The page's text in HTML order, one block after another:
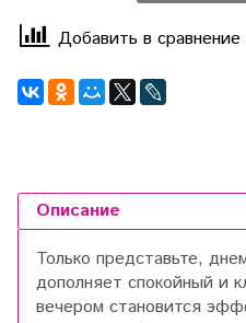
Добавить в сравнение
Описание
Только представьте,
дополняет спокойный и
вечером становится